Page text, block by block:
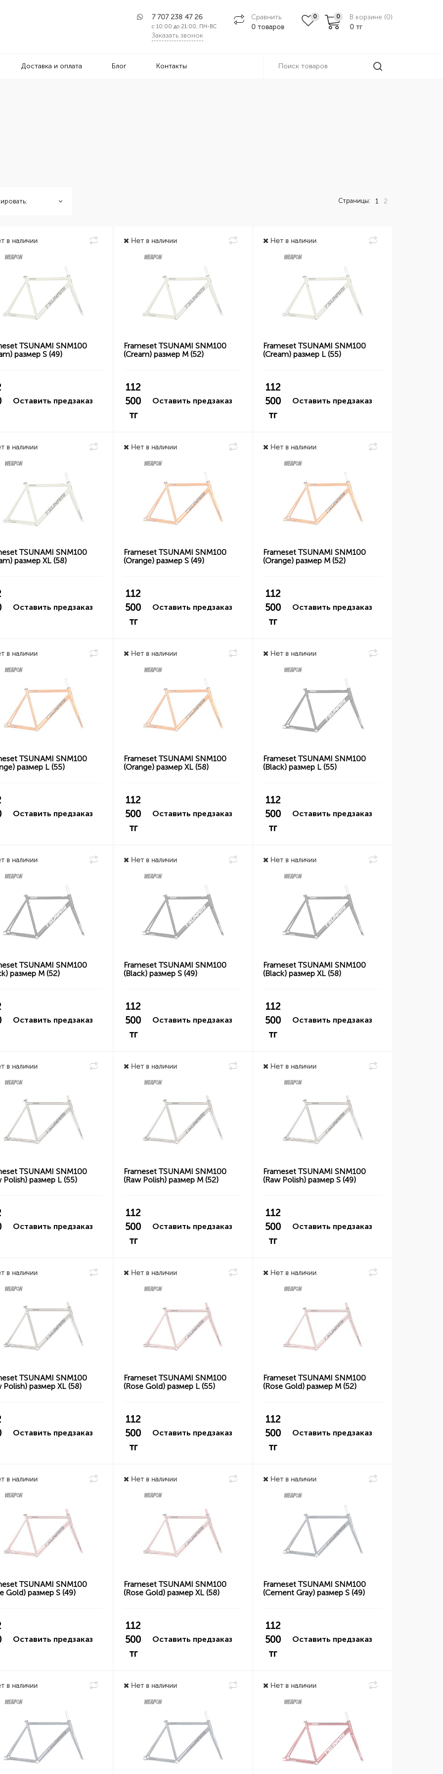
7 707 238 47 26
с 10:00 до 21:00, ПН-ВС
Заказать звонок
Сравнить
0 товаров
0 0 В корзине (0)
0 тг
Доставка и оплата Блог Контакты
Страницы: 1 2
в наличии
TSUNAMI SNM100
размер S (49)
Оставить предзаказ
Нет в наличии
Frameset TSUNAMI SNM100
(Cream) размер M (52)
112
500
тг
Оставить предзаказ
Нет в наличии
Frameset TSUNAMI SNM100
(Cream) размер L (55)
112
500
тг
Оставить предзаказ
в наличии
TSUNAMI SNM100
размер XL (58)
Оставить предзаказ
Нет в наличии
Frameset TSUNAMI SNM100
(Orange) размер S (49)
112
500
тг
Оставить предзаказ
Нет в наличии
Frameset TSUNAMI SNM100
(Orange) размер M (52)
112
500
тг
Оставить предзаказ
в наличии
TSUNAMI SNM100
размер L (55)
Оставить предзаказ
Нет в наличии
Frameset TSUNAMI SNM100
(Orange) размер XL (58)
112
500
тг
Оставить предзаказ
Нет в наличии
Frameset TSUNAMI SNM100
(Black) размер L (55)
112
500
тг
Оставить предзаказ
в наличии
TSUNAMI SNM100
размер M (52)
Оставить предзаказ
Нет в наличии
Frameset TSUNAMI SNM100
(Black) размер S (49)
112
500
тг
Оставить предзаказ
Нет в наличии
Frameset TSUNAMI SNM100
(Black) размер XL (58)
112
500
тг
Оставить предзаказ
в наличии
TSUNAMI SNM100
Polish) размер L (55)
Оставить предзаказ
Нет в наличии
Frameset TSUNAMI SNM100
(Raw Polish) размер M (52)
112
500
тг
Оставить предзаказ
Нет в наличии
Frameset TSUNAMI SNM100
(Raw Polish) размер S (49)
112
500
тг
Оставить предзаказ
в наличии
TSUNAMI SNM100
Polish) размер XL (58)
Оставить предзаказ
Нет в наличии
Frameset TSUNAMI SNM100
(Rose Gold) размер L (55)
112
500
тг
Оставить предзаказ
Нет в наличии
Frameset TSUNAMI SNM100
(Rose Gold) размер M (52)
112
500
тг
Оставить предзаказ
в наличии
TSUNAMI SNM100
Gold) размер S (49)
Оставить предзаказ
Нет в наличии
Frameset TSUNAMI SNM100
(Rose Gold) размер XL (58)
112
500
тг
Оставить предзаказ
Нет в наличии
Frameset TSUNAMI SNM100
(Cement Gray) размер S (49)
112
500
тг
Оставить предзаказ
в наличии Нет в наличии Нет в наличии